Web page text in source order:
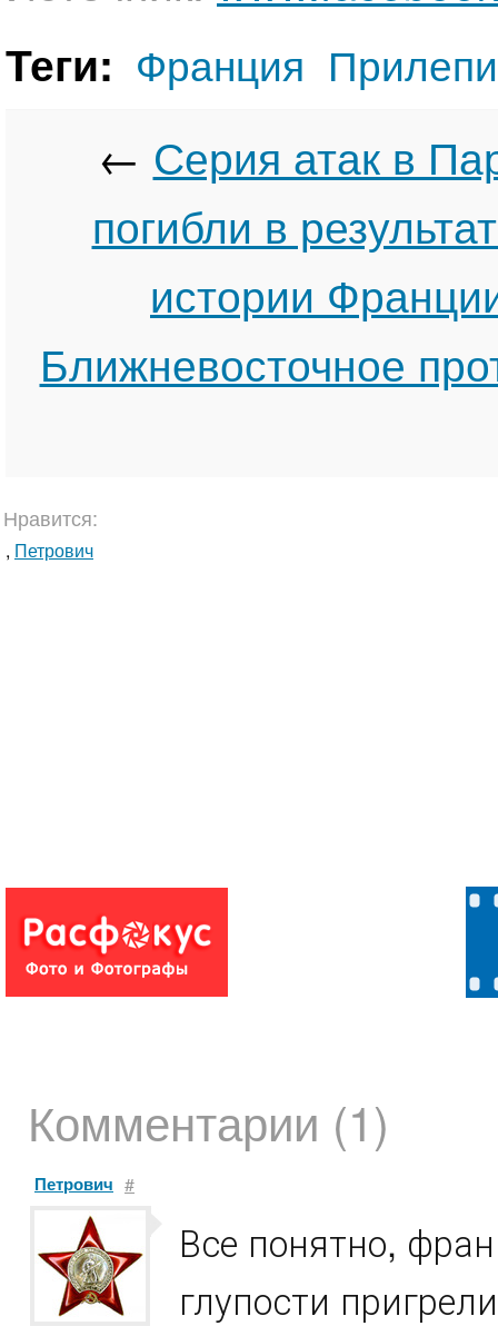
Теги: Франция
← Серия атак в
погибли в
истории
Ближневосточное
Нравится:
, Петрович
Комментарии (1)
Петрович #
Все понятно,
глупости